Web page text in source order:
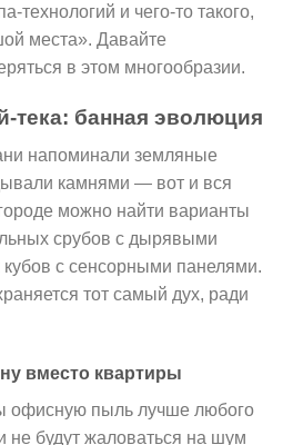
технологий и чего-то такого,
места». Давайте
в этом многообразии.
тека: банная эволюция
напоминали земляные
камнями — вот и вся
можно найти варианты
срубов с дырявыми
с сенсорными панелями.
тот самый дух, ради
вместо квартиры
офисную пыль лучше любого
не будут жаловаться на шум